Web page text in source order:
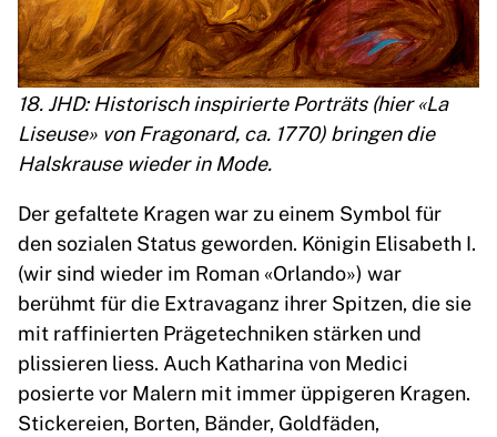
18. JHD: Historisch inspirierte Porträts (hier «La
Liseuse» von Fragonard, ca. 1770) bringen die
Halskrause wieder in Mode.
Der gefaltete Kragen war zu einem Symbol für
den sozialen Status geworden. Königin Elisabeth I.
(wir sind wieder im Roman «Orlando») war
berühmt für die Extravaganz ihrer Spitzen, die sie
mit raffinierten Prägetechniken stärken und
plissieren liess. Auch Katharina von Medici
posierte vor Malern mit immer üppigeren Kragen.
Stickereien, Borten, Bänder, Goldfäden,